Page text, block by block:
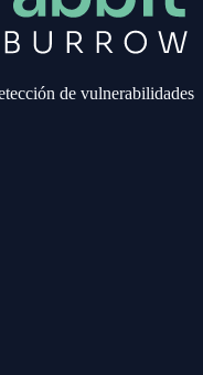
de vulnerabilidades